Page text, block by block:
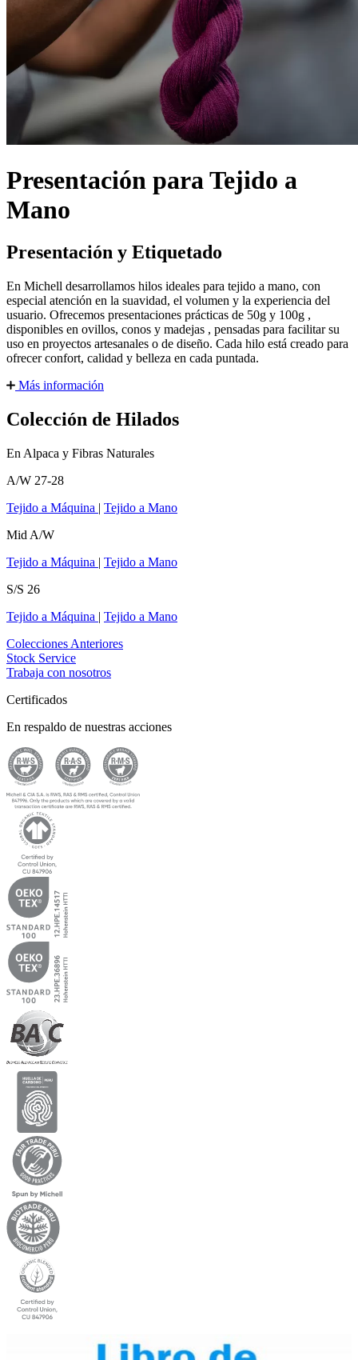
Presentación para Tejido a
Mano
Presentación y Etiquetado
En Michell desarrollamos hilos ideales para tejido a mano, con
especial atención en la suavidad, el volumen y la experiencia del
usuario. Ofrecemos presentaciones prácticas de 50g y 100g ,
disponibles en ovillos, conos y madejas , pensadas para facilitar su
uso en proyectos artesanales o de diseño. Cada hilo está creado para
ofrecer confort, calidad y belleza en cada puntada.
Más información
Colección de Hilados
En Alpaca y Fibras Naturales
A/W 27-28
Tejido a Máquina | Tejido a Mano
Mid A/W
Tejido a Máquina | Tejido a Mano
S/S 26
Tejido a Máquina | Tejido a Mano
Colecciones Anteriores
Stock Service
Trabaja con nosotros
Certificados
En respaldo de nuestras acciones